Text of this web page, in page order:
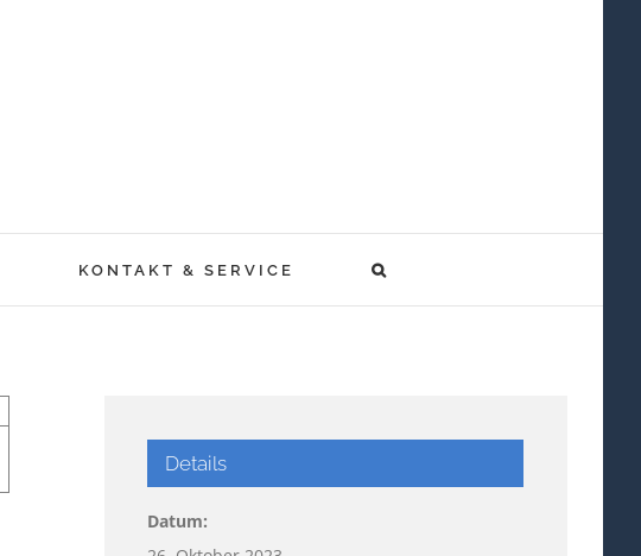
KONTAKT & SERVICE
Details
Datum: